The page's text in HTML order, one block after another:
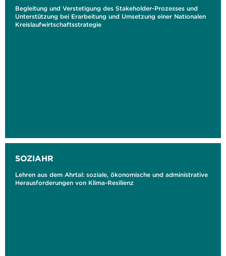
Begleitung und Verstetigung des Stakeholder-Prozesses und
Unterstützung bei Erarbeitung und Umsetzung einer Nationalen
Kreislaufwirtschaftsstrategie
SOZIAHR
Lehren aus dem Ahrtal: soziale, ökonomische und administrative
Herausforderungen von Klima-Resilienz